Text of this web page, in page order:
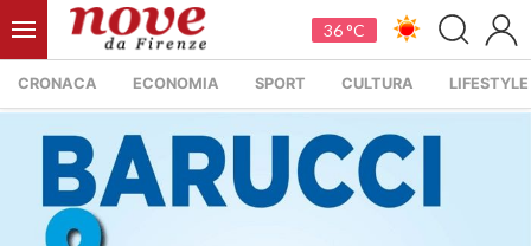
36 °C
CRONACA ECONOMIA SPORT CULTURA LIFESTYLE